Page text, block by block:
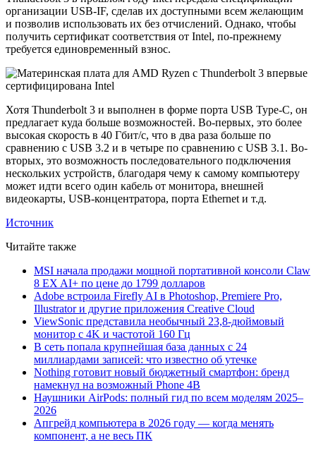
организации USB-IF, сделав их доступными всем желающим
и позволив использовать их без отчислений. Однако, чтобы
получить сертификат соответствия от Intel, по-прежнему
требуется единовременный взнос.
Хотя Thunderbolt 3 и выполнен в форме порта USB Type-C, он
предлагает куда больше возможностей. Во-первых, это более
высокая скорость в 40 Гбит/с, что в два раза больше по
сравнению с USB 3.2 и в четыре по сравнению с USB 3.1. Во-
вторых, это возможность последовательного подключения
нескольких устройств, благодаря чему к самому компьютеру
может идти всего один кабель от монитора, внешней
видеокарты, USB-концентратора, порта Ethernet и т.д.
Источник
Читайте также
MSI начала продажи мощной портативной консоли Claw
8 EX AI+ по цене до 1799 долларов
Adobe встроила Firefly AI в Photoshop, Premiere Pro,
Illustrator и другие приложения Creative Cloud
ViewSonic представила необычный 23,8-дюймовый
монитор с 4K и частотой 160 Гц
В сеть попала крупнейшая база данных с 24
миллиардами записей: что известно об утечке
Nothing готовит новый бюджетный смартфон: бренд
намекнул на возможный Phone 4B
Наушники AirPods: полный гид по всем моделям 2025–
2026
Апгрейд компьютера в 2026 году — когда менять
компонент, а не весь ПК